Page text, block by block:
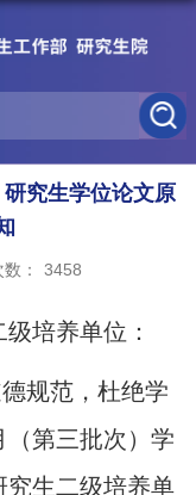
究生学位论文原
： 3458
培养单位：
规范，杜绝学
（第三批次） 学
究生二级培养单